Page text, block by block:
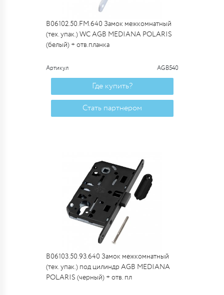
B06102.50.FM.640 Замок межкомнатный
(тех. упак.) WC AGB MEDIANA POLARIS
(белый) + отв.планка
Артикул AGB540
Где купить?
Стать партнером
B06103.50.93.640 Замок межкомнатный
(тех. упак.) под цилиндр AGB MEDIANA
POLARIS (черный) + отв. пл